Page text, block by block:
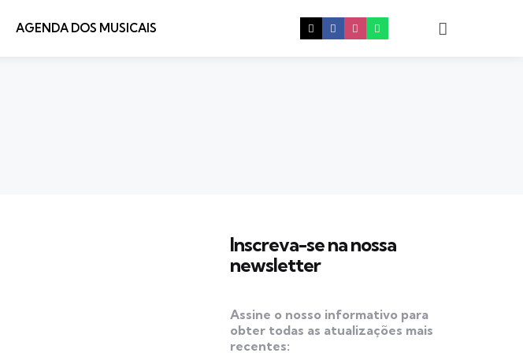
AGENDA DOS MUSICAIS
Inscreva-se na nossa
newsletter
Assine o nosso informativo para
obter todas as atualizações mais
recentes: